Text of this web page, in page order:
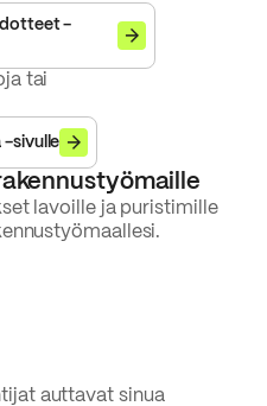
-
tai
-sivulle
lavoille ja puristimille
auttavat sinua